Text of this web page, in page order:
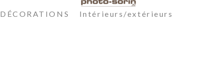
DÉCORATIONS Intérieurs/extérieurs